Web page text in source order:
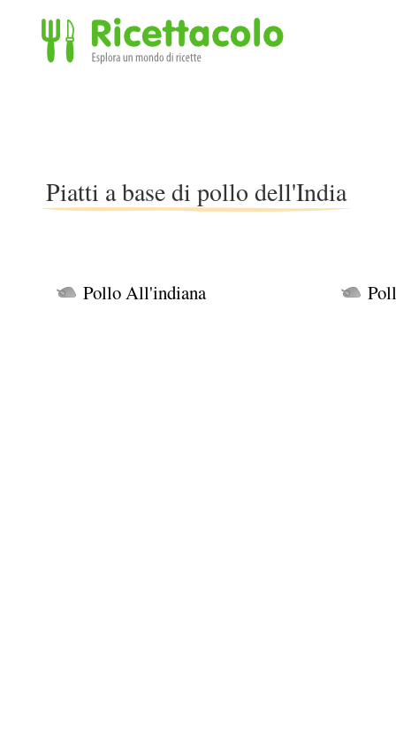
Piatti a base di pollo dell'India
Pollo All'indiana